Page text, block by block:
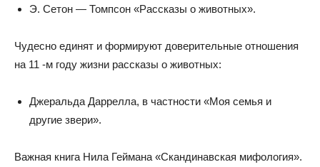
Э. Сетон — Томпсон «Рассказы о животных».
Чудесно единят и формируют доверительные отношения
на 11 -м году жизни рассказы о животных:
Джеральда Даррелла, в частности «Моя семья и
другие звери».
Важная книга Нила Геймана «Скандинавская мифология».